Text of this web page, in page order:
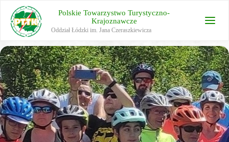
Polskie Towarzystwo Turystyczno-
Krajoznawcze
Oddział Łódzki im. Jana Czeraszkiewicza